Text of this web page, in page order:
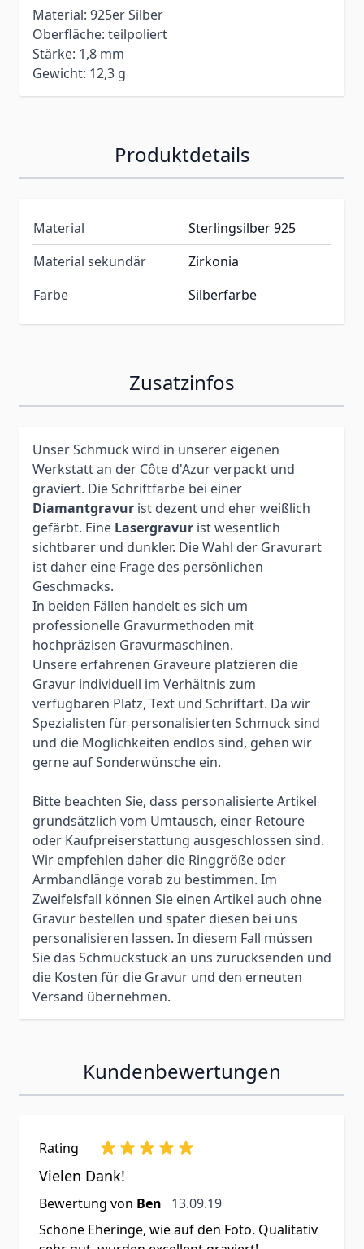
Material: 925er Silber
Oberfläche: teilpoliert
Stärke: 1,8 mm
Gewicht: 12,3 g
Produktdetails
Material
Sterlingsilber 925
Material sekundär
Zirkonia
Farbe
Silberfarbe
Zusatzinfos
Unser Schmuck wird in unserer eigenen
Werkstatt an der Côte d'Azur verpackt und
graviert. Die Schriftfarbe bei einer
Diamantgravur ist dezent und eher weißlich
gefärbt. Eine Lasergravur ist wesentlich
sichtbarer und dunkler. Die Wahl der Gravurart
ist daher eine Frage des persönlichen
Geschmacks.
In beiden Fällen handelt es sich um
professionelle Gravurmethoden mit
hochpräzisen Gravurmaschinen.
Unsere erfahrenen Graveure platzieren die
Gravur individuell im Verhältnis zum
verfügbaren Platz, Text und Schriftart. Da wir
Spezialisten für personalisierten Schmuck sind
und die Möglichkeiten endlos sind, gehen wir
gerne auf Sonderwünsche ein.
Bitte beachten Sie, dass personalisierte Artikel
grundsätzlich vom Umtausch, einer Retoure
oder Kaufpreiserstattung ausgeschlossen sind.
Wir empfehlen daher die Ringgröße oder
Armbandlänge vorab zu bestimmen. Im
Zweifelsfall können Sie einen Artikel auch ohne
Gravur bestellen und später diesen bei uns
personalisieren lassen. In diesem Fall müssen
Sie das Schmuckstück an uns zurücksenden und
die Kosten für die Gravur und den erneuten
Versand übernehmen.
Kundenbewertungen
Rating
Vielen Dank!
Bewertung von Ben 13. September 2019
13.09.19
Schöne Eheringe, wie auf den Foto. Qualitativ